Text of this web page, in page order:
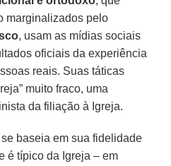
marginalizados pelo
, usam as mídias sociais
oficiais da experiência
reais. Suas táticas
muito fraco, uma
da filiação à Igreja.
baseia em sua fidelidade
é típico da Igreja – em